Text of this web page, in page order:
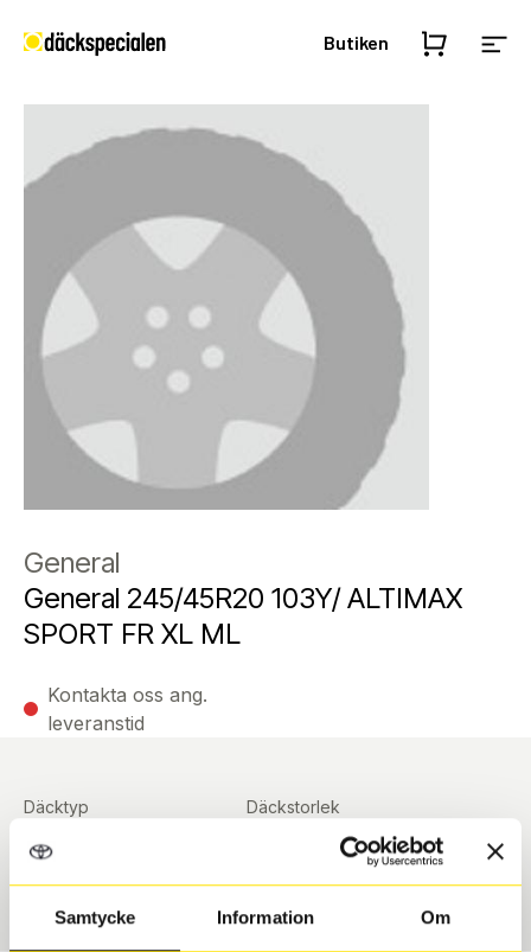
Samtycke Information Om
Butiken
General
General 245/45R20 103Y/ ALTIMAX
SPORT FR XL ML
Kontakta oss ang.
leveranstid
Däcktyp Däckstorlek
245/45 R 20 ArrayArray
Art nummer
90391